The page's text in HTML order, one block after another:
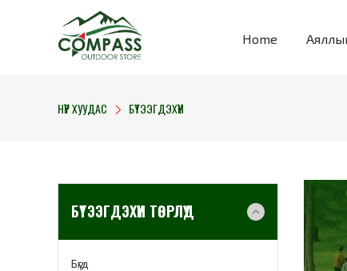
Home
НҮҮР ХУУДАС БҮТЭЭГДЭХҮҮН
БҮТЭЭГДЭХҮҮН ТӨРЛҮҮД
Бүгд